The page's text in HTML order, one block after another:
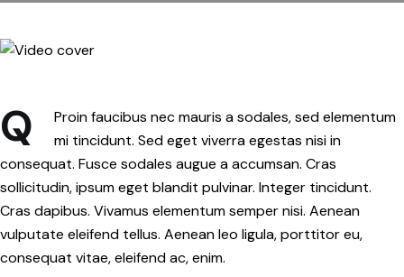
Q
Proin faucibus nec mauris a sodales, sed elementum
mi tincidunt. Sed eget viverra egestas nisi in
consequat. Fusce sodales augue a accumsan. Cras
sollicitudin, ipsum eget blandit pulvinar. Integer tincidunt.
Cras dapibus. Vivamus elementum semper nisi. Aenean
vulputate eleifend tellus. Aenean leo ligula, porttitor eu,
consequat vitae, eleifend ac, enim.